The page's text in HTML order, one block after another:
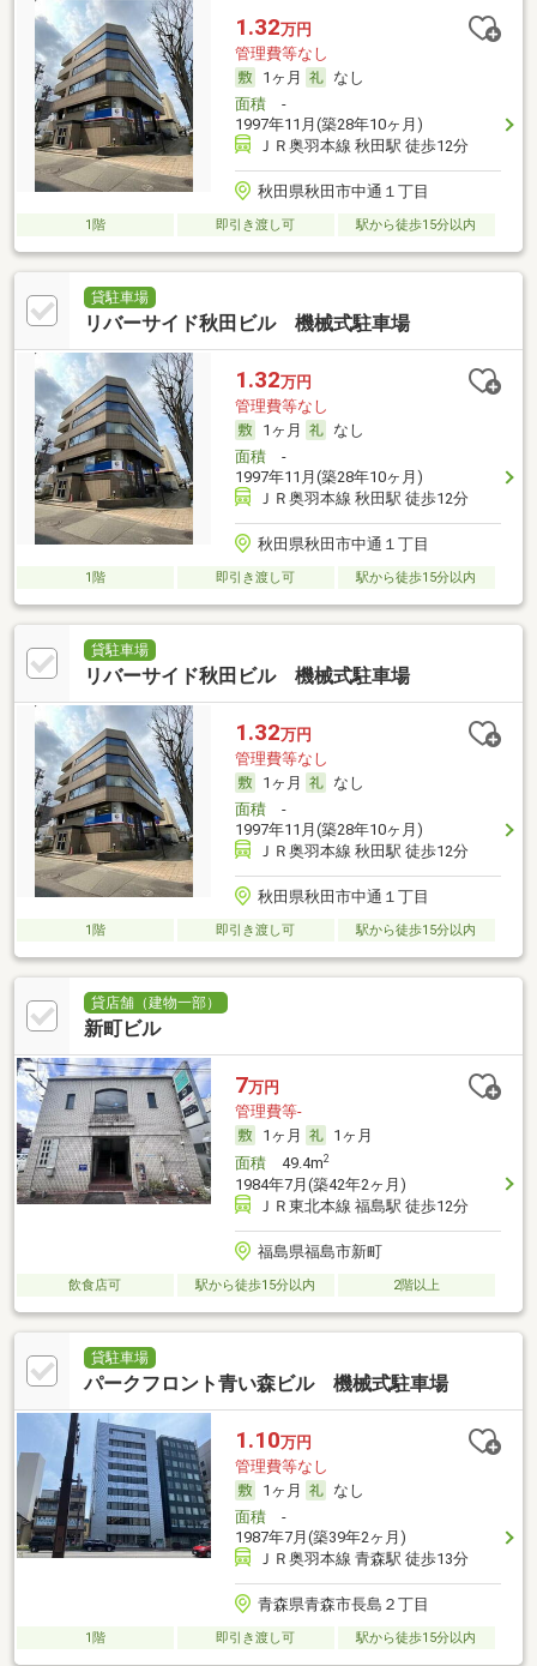
1.32万円
管理費等なし
1ヶ月
なし
面積-
1997年11月(築28年10ヶ月)
ＪＲ奥羽本線 秋田駅 徒歩12分
秋田県秋田市中通１丁目
1階 即引き渡し可 駅から徒歩15分以内
貸駐車場
リバーサイド秋田ビル 機械式駐車場
1.32万円
管理費等なし
1ヶ月
なし
面積-
1997年11月(築28年10ヶ月)
ＪＲ奥羽本線 秋田駅 徒歩12分
秋田県秋田市中通１丁目
1階 即引き渡し可 駅から徒歩15分以内
貸駐車場
リバーサイド秋田ビル 機械式駐車場
1.32万円
管理費等なし
1ヶ月
なし
面積-
1997年11月(築28年10ヶ月)
ＪＲ奥羽本線 秋田駅 徒歩12分
秋田県秋田市中通１丁目
1階 即引き渡し可 駅から徒歩15分以内
貸店舗（建物一部）
新町ビル
7万円
管理費等-
1ヶ月
1ヶ月
面積49.4m2
1984年7月(築42年2ヶ月)
ＪＲ東北本線 福島駅 徒歩12分
福島県福島市新町
飲食店可 駅から徒歩15分以内 2階以上
貸駐車場
パークフロント青い森ビル 機械式駐車場
1.10万円
管理費等なし
1ヶ月
なし
面積-
1987年7月(築39年2ヶ月)
ＪＲ奥羽本線 青森駅 徒歩13分
青森県青森市長島２丁目
1階 即引き渡し可 駅から徒歩15分以内